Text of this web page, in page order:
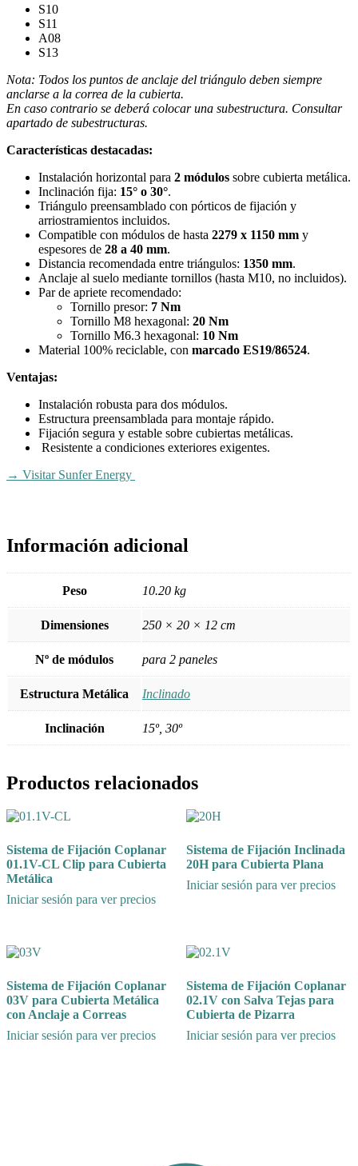
S10
S11
A08
S13
Nota: Todos los puntos de anclaje del triángulo deben siempre
anclarse a la correa de la cubierta.
En caso contrario se deberá colocar una subestructura. Consultar
apartado de subestructuras.
Características destacadas:
Instalación horizontal para 2 módulos sobre cubierta metálica.
Inclinación fija: 15° o 30°.
Triángulo preensamblado con pórticos de fijación y
arriostramientos incluidos.
Compatible con módulos de hasta 2279 x 1150 mm y
espesores de 28 a 40 mm.
Distancia recomendada entre triángulos: 1350 mm.
Anclaje al suelo mediante tornillos (hasta M10, no incluidos).
Par de apriete recomendado:
Tornillo presor: 7 Nm
Tornillo M8 hexagonal: 20 Nm
Tornillo M6.3 hexagonal: 10 Nm
Material 100% reciclable, con marcado ES19/86524.
Ventajas:
Instalación robusta para dos módulos.
Estructura preensamblada para montaje rápido.
Fijación segura y estable sobre cubiertas metálicas.
Resistente a condiciones exteriores exigentes.
→ Visitar Sunfer Energy
Información adicional
Peso 10.20 kg
Dimensiones 250 × 20 × 12 cm
Nº de módulos para 2 paneles
Estructura Metálica Inclinado
Inclinación 15º, 30º
Productos relacionados
Sistema de Fijación Coplanar
01.1V-CL Clip para Cubierta
Metálica
Iniciar sesión para ver precios
Sistema de Fijación Inclinada
20H para Cubierta Plana
Iniciar sesión para ver precios
Sistema de Fijación Coplanar
03V para Cubierta Metálica
con Anclaje a Correas
Iniciar sesión para ver precios
Sistema de Fijación Coplanar
02.1V con Salva Tejas para
Cubierta de Pizarra
Iniciar sesión para ver precios